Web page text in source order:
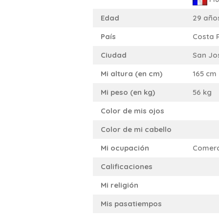
Edad
29
País
Costa
Ciudad
San
Mi altura (en cm)
165 cm
Mi peso (en kg)
56 kg
Color de mis ojos
Color de mi cabello
Mi ocupación
Calificaciones
Mi religión
Mis pasatiempos